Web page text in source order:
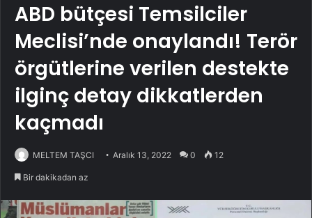
ABD bütçesi Temsilciler
Meclisi’nde onaylandı! Terör
örgütlerine verilen destekte
ilginç detay dikkatlerden
kaçmadı
MELTEM TAŞCI Aralık 13, 2022 0 12
Bir dakikadan az